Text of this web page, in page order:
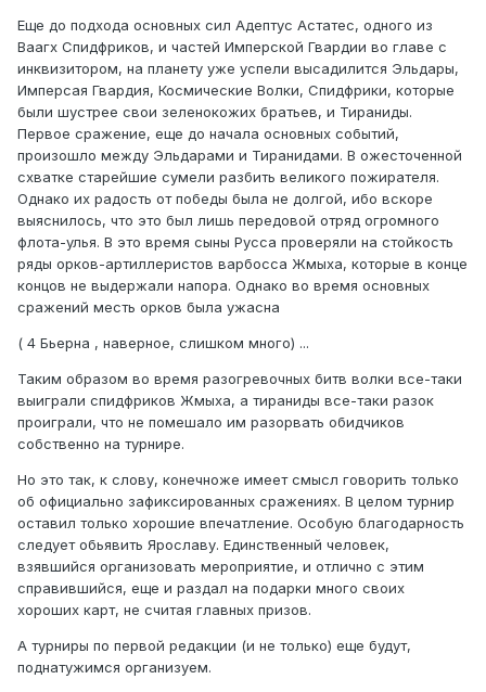
Еще до подхода основных сил Адептус Астатес, одного из
Ваагх Спидфриков, и частей Имперской Гвардии во главе с
инквизитором, на планету уже успели высадилится Эльдары,
Имперсая Гвардия, Космические Волки, Спидфрики, которые
были шустрее свои зеленокожих братьев, и Тираниды.
Первое сражение, еще до начала основных событий,
произошло между Эльдарами и Тиранидами. В ожесточенной
схватке старейшие сумели разбить великого пожирателя.
Однако их радость от победы была не долгой, ибо вскоре
выяснилось, что это был лишь передовой отряд огромного
флота-улья. В это время сыны Русса проверяли на стойкость
ряды орков-артиллеристов варбосса Жмыха, которые в конце
концов не выдержали напора. Однако во время основных
сражений месть орков была ужасна
( 4 Бьерна , наверное, слишком много) ...
Таким образом во время разогревочных битв волки все-таки
выиграли спидфриков Жмыха, а тираниды все-таки разок
проиграли, что не помешало им разорвать обидчиков
собственно на турнире.
Но это так, к слову, конечноже имеет смысл говорить только
об официально зафиксированных сражениях. В целом турнир
оставил только хорошие впечатление. Особую благодарность
следует обьявить Ярославу. Единственный человек,
взявшийся организовать мероприятие, и отлично с этим
справившийся, еще и раздал на подарки много своих
хороших карт, не считая главных призов.
А турниры по первой редакции (и не только) еще будут,
поднатужимся организуем.